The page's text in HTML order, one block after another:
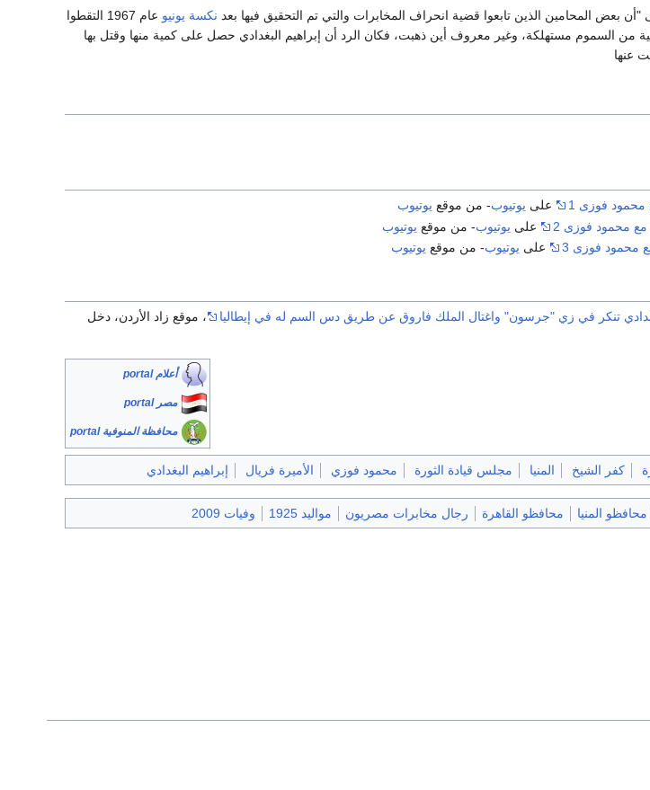
بعض المحامين الذين تابعوا قضية انحراف المخابرات والتي تم التحقيق فيها بعد نكسة يونيو
عام 1967 التقطوا
من السموم مستهلكة، وغير معروف أين ذهبت، فكان الرد أن إبراهيم البغدادي حصل على كمية منها وقتل بها
عنها
على يوتيوب- من موقع يوتيوب
على يوتيوب- من موقع يوتيوب
على يوتيوب- من موقع يوتيوب
تنكر في زي "جرسون" واغتال الملك فاروق عن طريق دس السم له في إيطاليا
، موقع زاد الأردن، دخل
أعلام portal
مصر portal
محافظة المنوفية portal
كفر الشيخ المنيا مجلس قيادة الثورة محمود فوزي الأميرة فريال إبراهيم البغدادي
محافظو المنيا محافظو القاهرة رجال مخابرات مصريون مواليد 1925 وفيات 2009